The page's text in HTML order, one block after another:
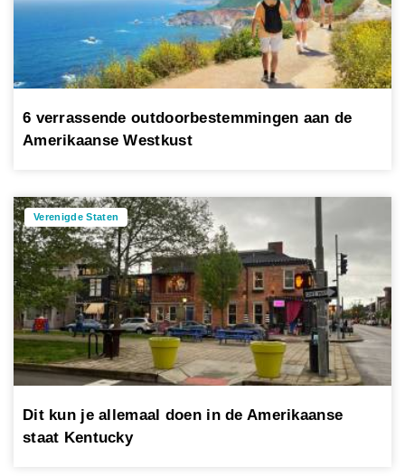
6 verrassende outdoorbestemmingen aan de
Amerikaanse Westkust
Verenigde Staten
Dit kun je allemaal doen in de Amerikaanse
staat Kentucky